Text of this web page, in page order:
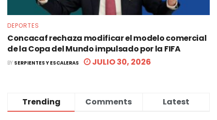
DEPORTES
Concacaf rechaza modificar el modelo comercial
de la Copa del Mundo impulsado por la FIFA
BY SERPIENTES Y ESCALERAS JULIO 30, 2026
Trending Comments Latest